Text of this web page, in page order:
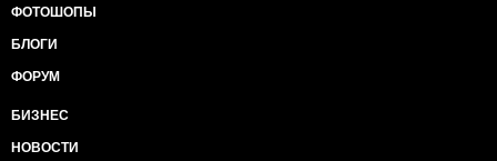
ФОТОШОПЫ
БЛОГИ
ФОРУМ
БИЗНЕС
НОВОСТИ